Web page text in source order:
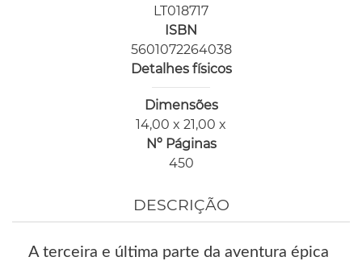
LT018717
ISBN
5601072264038
Detalhes físicos
Dimensões
14,00 x 21,00 x
Nº Páginas
450
DESCRIÇÃO
A terceira e última parte da aventura épica